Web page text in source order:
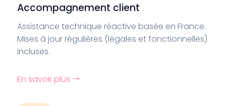
Accompagnement client
Assistance technique réactive basée en France.
Mises à jour régulières (légales et fonctionnelles)
incluses.
En savoir plus